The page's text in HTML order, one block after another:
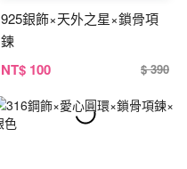
925銀飾×天外之星×鎖骨項
鍊
NT$ 100 $ 390